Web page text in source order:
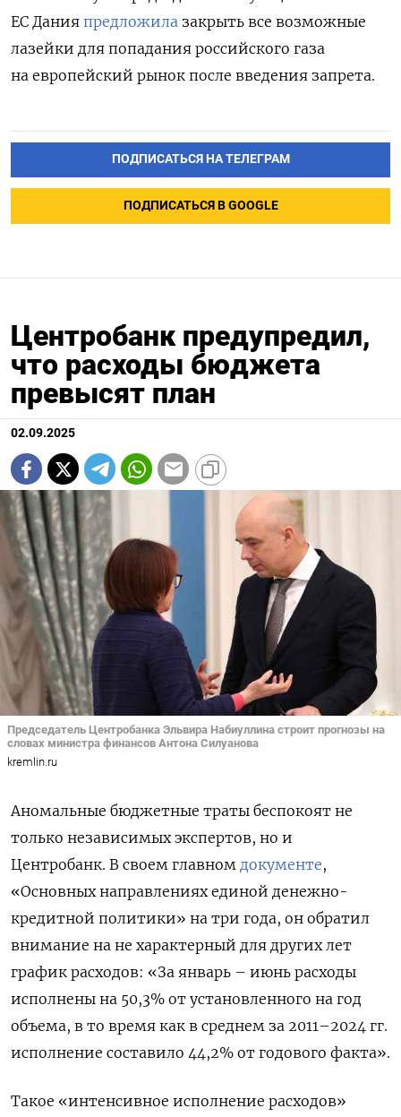
ЕС Дания предложила закрыть все возможные
лазейки для попадания российского газа
на европейский рынок после введения запрета.
ПОДПИСАТЬСЯ НА ТЕЛЕГРАМ
ПОДПИСАТЬСЯ В GOOGLE
Центробанк предупредил,
что расходы бюджета
превысят план
02.09.2025
Председатель Центробанка Эльвира Набиуллина строит прогнозы на
словах министра финансов Антона Силуанова
kremlin.ru
Аномальные бюджетные траты беспокоят не
только независимых экспертов, но и
Центробанк. В своем главном документе,
«Основных направлениях единой денежно-
кредитной политики» на три года, он обратил
внимание на не характерный для других лет
график расходов: «За январь – июнь расходы
исполнены на 50,3% от установленного на год
объема, в то время как в среднем за 2011–2024 гг.
исполнение составило 44,2% от годового факта».
Такое «интенсивное исполнение расходов»